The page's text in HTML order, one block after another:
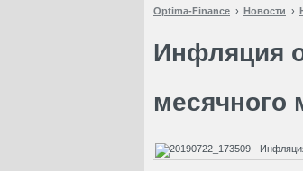
Optima-Finance Новости
Инфляция
месячного